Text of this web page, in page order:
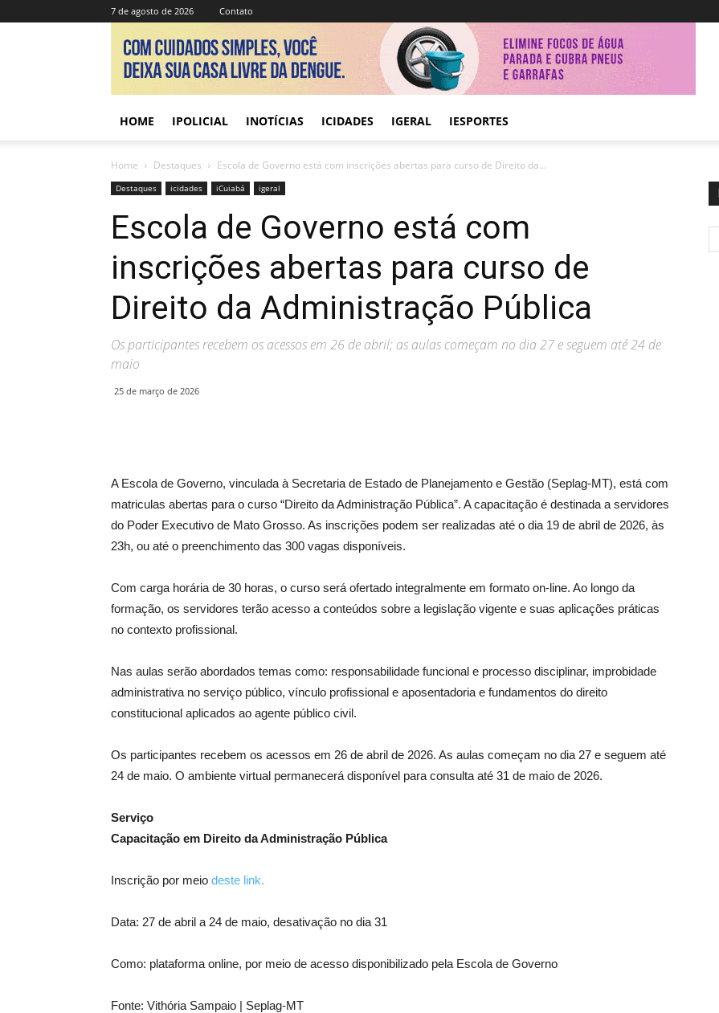
7 de agosto de 2026 Contato
HOME IPOLICIAL INOTÍCIAS ICIDADES IGERAL IESPORTES
Home Destaques Escola de Governo está com inscrições abertas para curso de Direito da...
Destaques icidades iCuiabá igeral
Escola de Governo está com
inscrições abertas para curso de
Direito da Administração Pública
Os participantes recebem os acessos em 26 de abril; as aulas começam no dia 27 e seguem até 24 de
maio
25 de março de 2026
A Escola de Governo, vinculada à Secretaria de Estado de Planejamento e Gestão (Seplag-MT), está com
matriculas abertas para o curso “Direito da Administração Pública”. A capacitação é destinada a servidores
do Poder Executivo de Mato Grosso. As inscrições podem ser realizadas até o dia 19 de abril de 2026, às
23h, ou até o preenchimento das 300 vagas disponíveis.
Com carga horária de 30 horas, o curso será ofertado integralmente em formato on-line. Ao longo da
formação, os servidores terão acesso a conteúdos sobre a legislação vigente e suas aplicações práticas
no contexto profissional.
Nas aulas serão abordados temas como: responsabilidade funcional e processo disciplinar, improbidade
administrativa no serviço público, vínculo profissional e aposentadoria e fundamentos do direito
constitucional aplicados ao agente público civil.
Os participantes recebem os acessos em 26 de abril de 2026. As aulas começam no dia 27 e seguem até
24 de maio. O ambiente virtual permanecerá disponível para consulta até 31 de maio de 2026.
Serviço
Capacitação em Direito da Administração Pública
Inscrição por meio deste link.
Data: 27 de abril a 24 de maio, desativação no dia 31
Como: plataforma online, por meio de acesso disponibilizado pela Escola de Governo
Fonte: Vithória Sampaio | Seplag-MT